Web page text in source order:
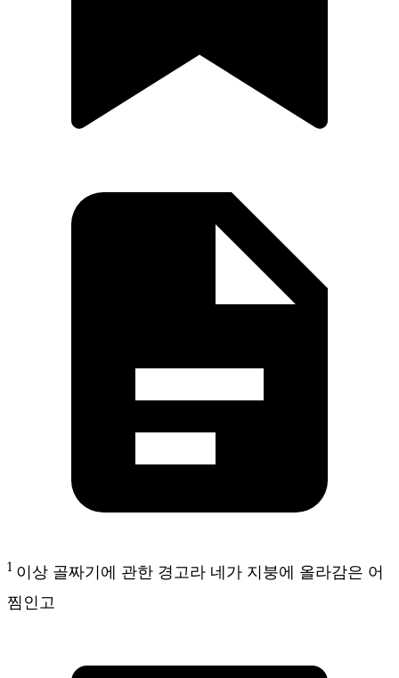
1 이상 골짜기에 관한 경고라 네가 지붕에 올라감은 어
찜인고